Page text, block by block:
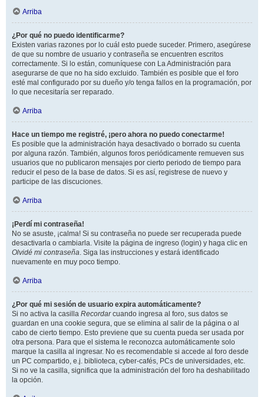
Arriba
¿Por qué no puedo identificarme?
Existen varias razones por lo cuál esto puede suceder. Primero, asegúrese
de que su nombre de usuario y contraseña se encuentren escritos
correctamente. Si lo están, comuníquese con La Administración para
asegurarse de que no ha sido excluido. También es posible que el foro
esté mal configurado por su dueño y/o tenga fallos en la programación, por
lo que necesitaría ser reparado.
Arriba
Hace un tiempo me registré, ¡pero ahora no puedo conectarme!
Es posible que la administración haya desactivado o borrado su cuenta
por alguna razón. También, algunos foros periódicamente remueven sus
usuarios que no publicaron mensajes por cierto periodo de tiempo para
reducir el peso de la base de datos. Si es así, registrese de nuevo y
participe de las discuciones.
Arriba
¡Perdí mi contraseña!
No se asuste, ¡calma! Si su contraseña no puede ser recuperada puede
desactivarla o cambiarla. Visite la página de ingreso (login) y haga clic en
Olvidé mi contraseña. Siga las instrucciones y estará identificado
nuevamente en muy poco tiempo.
Arriba
¿Por qué mi sesión de usuario expira automáticamente?
Si no activa la casilla Recordarcuando ingresa al foro, sus datos se
guardan en una cookie segura, que se elimina al salir de la página o al
cabo de cierto tiempo. Esto previene que su cuenta pueda ser usada por
otra persona. Para que el sistema le reconozca automáticamente solo
marque la casilla al ingresar. No es recomendable si accede al foro desde
un PC compartido, e.j. biblioteca, cyber-cafés, PCs de universidades, etc.
Si no ve la casilla, significa que la administración del foro ha deshabilitado
la opción.